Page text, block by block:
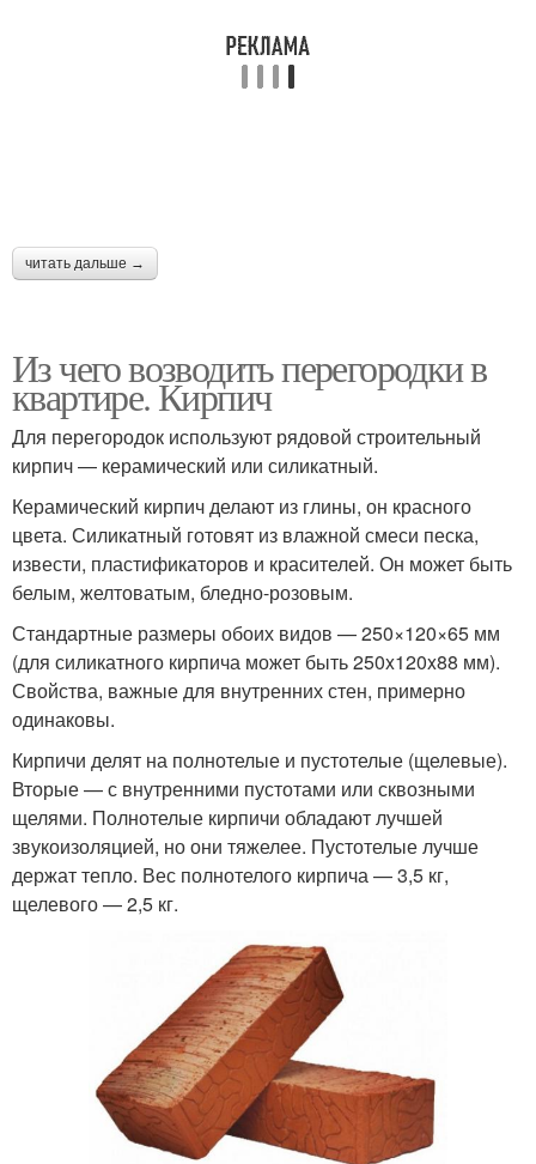
читать дальше →
Из чего возводить перегородки в
квартире. Кирпич
Для перегородок используют рядовой строительный
кирпич — керамический или силикатный.
Керамический кирпич делают из глины, он красного
цвета. Силикатный готовят из влажной смеси песка,
извести, пластификаторов и красителей. Он может быть
белым, желтоватым, бледно-розовым.
Стандартные размеры обоих видов — 250×120×65 мм
(для силикатного кирпича может быть 250x120x88 мм).
Свойства, важные для внутренних стен, примерно
одинаковы.
Кирпичи делят на полнотелые и пустотелые (щелевые).
Вторые — с внутренними пустотами или сквозными
щелями. Полнотелые кирпичи обладают лучшей
звукоизоляцией, но они тяжелее. Пустотелые лучше
держат тепло. Вес полнотелого кирпича — 3,5 кг,
щелевого — 2,5 кг.